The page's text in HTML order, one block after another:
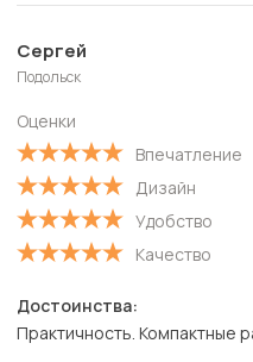
Сергей
Подольск
Оценки
Впечатление
Дизайн
Удобство
Качество
Достоинства:
Практичность. Компактные